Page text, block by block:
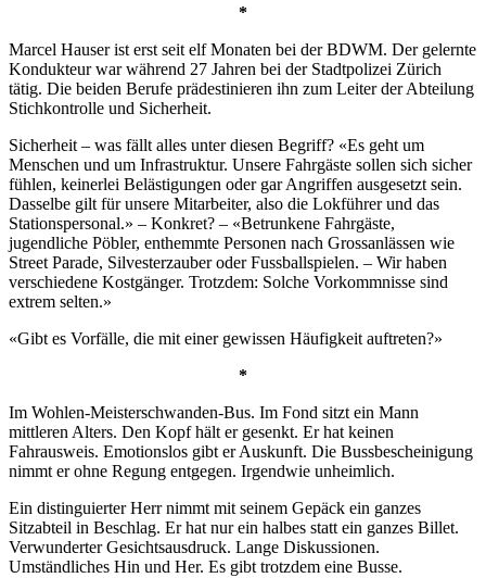
*
Marcel Hauser ist erst seit elf Monaten bei der BDWM. Der gelernte
Kondukteur war während 27 Jahren bei der Stadtpolizei Zürich
tätig. Die beiden Berufe prädestinieren ihn zum Leiter der Abteilung
Stichkontrolle und Sicherheit.
Sicherheit – was fällt alles unter diesen Begriff? «Es geht um
Menschen und um Infrastruktur. Unsere Fahrgäste sollen sich sicher
fühlen, keinerlei Belästigungen oder gar Angriffen ausgesetzt sein.
Dasselbe gilt für unsere Mitarbeiter, also die Lokführer und das
Stationspersonal.» – Konkret? – «Betrunkene Fahrgäste,
jugendliche Pöbler, enthemmte Personen nach Grossanlässen wie
Street Parade, Silvesterzauber oder Fussballspielen. – Wir haben
verschiedene Kostgänger. Trotzdem: Solche Vorkommnisse sind
extrem selten.»
«Gibt es Vorfälle, die mit einer gewissen Häufigkeit auftreten?»
*
Im Wohlen-Meisterschwanden-Bus. Im Fond sitzt ein Mann
mittleren Alters. Den Kopf hält er gesenkt. Er hat keinen
Fahrausweis. Emotionslos gibt er Auskunft. Die Bussbescheinigung
nimmt er ohne Regung entgegen. Irgendwie unheimlich.
Ein distinguierter Herr nimmt mit seinem Gepäck ein ganzes
Sitzabteil in Beschlag. Er hat nur ein halbes statt ein ganzes Billet.
Verwunderter Gesichtsausdruck. Lange Diskussionen.
Umständliches Hin und Her. Es gibt trotzdem eine Busse.